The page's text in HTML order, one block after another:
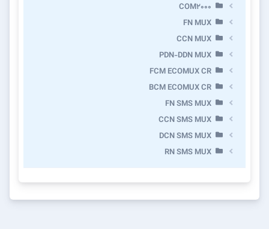
COM2000
FN MUX
CCN MUX
PDN-DDN MUX
FCM ECOMUX CR
BCM ECOMUX CR
FN SMS MUX
CCN SMS MUX
DCN SMS MUX
RN SMS MUX